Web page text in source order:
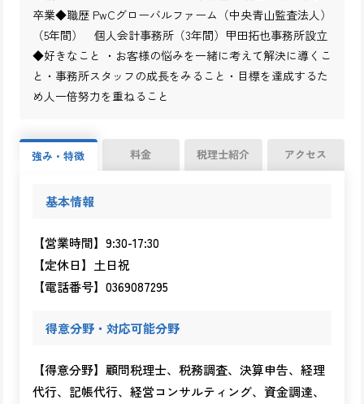
卒業​ ◆職歴 PwCグローバルファーム（中央青山監査法人）
（5年間） ​ 個人会計事務所（3年間）​ 甲田拓也事務所設立​
◆好きなこと ・お客様の悩みを一緒に考えて解決に導くこ
と​ ・事務所スタッフの成長をみること​ ・目標を達成するた
め人一倍努力を重ねること
強み・特徴 料金 税理士紹介 アクセス
基本情報
【営業時間】9:30-17:30
【定休日】土日祝
【電話番号】0369087295
得意分野・対応可能分野
【得意分野】顧問税理士、税務調査、決算申告、経理
代行、記帳代行、経営コンサルティング、資金調達、